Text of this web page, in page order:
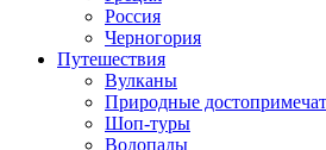
Россия
Черногория
Путешествия
Вулканы
Природные
Шоп-туры
Водопады